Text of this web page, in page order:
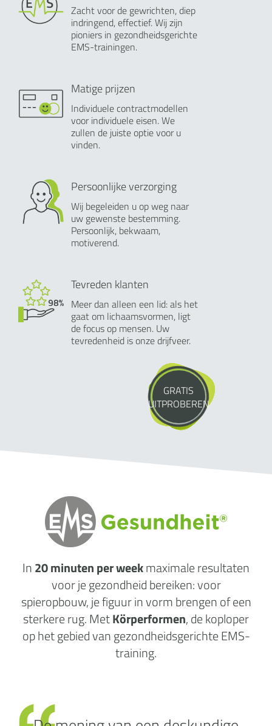
Zacht voor de gewrichten, diep
indringend, effectief. Wij zijn
pioniers in gezondheidsgerichte
EMS-trainingen.
Matige prijzen
Individuele contractmodellen
voor individuele eisen. We
zullen de juiste optie voor u
vinden.
Persoonlijke verzorging
Wij begeleiden u op weg naar
uw gewenste bestemming.
Persoonlijk, bekwaam,
motiverend.
Tevreden klanten
Meer dan alleen een lid: als het
gaat om lichaamsvormen, ligt
de focus op mensen. Uw
tevredenheid is onze drijfveer.
GRATIS
UITPROBEREN
In20 minuten per weekmaximaleresultaten
voor je gezondheidbereiken: voor
spieropbouw, je figuur in vorm brengen of een
sterkere rug. MetKörperformen, de koploper
op het gebied van gezondheidsgerichte EMS-
training.